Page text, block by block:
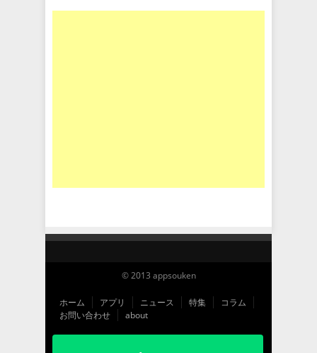
© 2013 appsouken
ホーム アプリ ニュース 特集
コラム
お問い合わせ
about